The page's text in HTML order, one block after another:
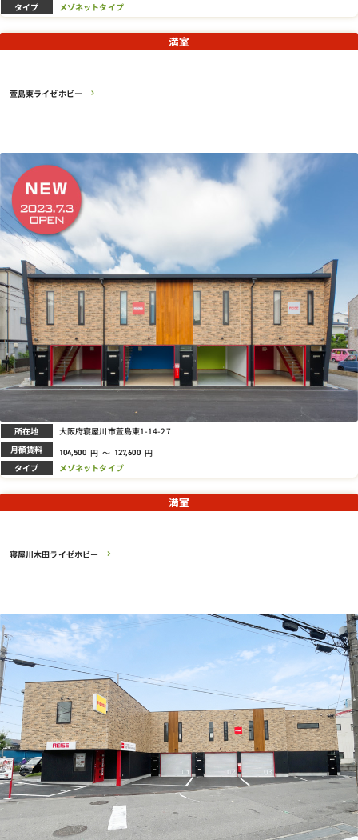
タイプ メゾネットタイプ
萱島東ライゼホビー
満室
所在地 大阪府寝屋川市萱島東1-14-27
月額賃料 104,500 円 ～ 127,600 円
タイプ メゾネットタイプ
寝屋川木田ライゼホビー
満室